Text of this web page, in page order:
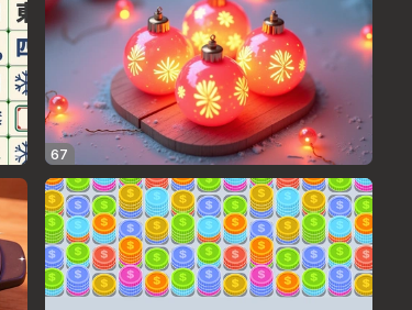
67